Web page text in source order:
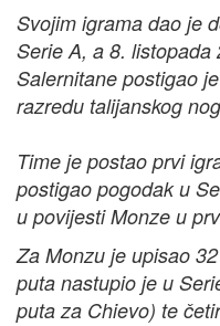
Svojim igrama dao je
Serie A, a 8.
Salernitane postigao
razredu talijanskog
Time je postao prvi
postigao pogodak u
u povijesti Monze u
Za Monzu je upisao
puta nastupio je u
puta za Chievo) te